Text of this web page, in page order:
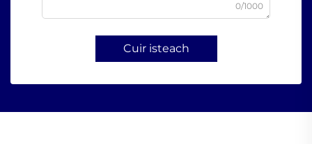
0/1000
Cuir isteach